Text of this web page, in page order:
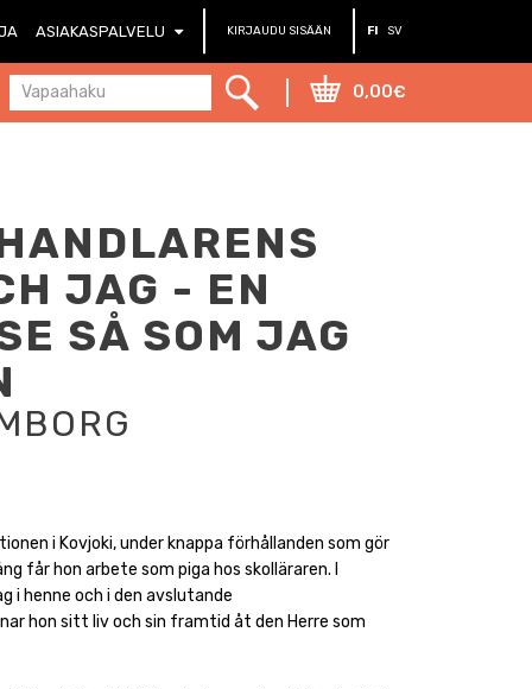
ASIAKASPALVELU KIRJAUDU SISÄÄN FI SV
0,00€
JAG - EN
SÅ SOM JAG
i Kovjoki, under knappa förhållanden som gör
får hon arbete som piga hos skolläraren. I
i henne och i den avslutande
hon sitt liv och sin framtid åt den Herre som